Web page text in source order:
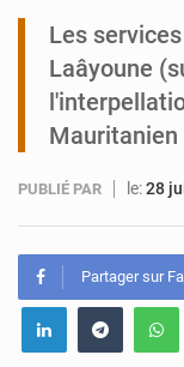
Les
Laâyoune
PUBLIÉ PAR le:28
Partager sur